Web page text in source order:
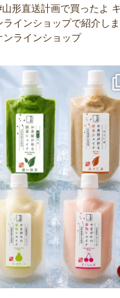
形直送計画で買ったよ
ラインショップで紹介し
ラインショップ